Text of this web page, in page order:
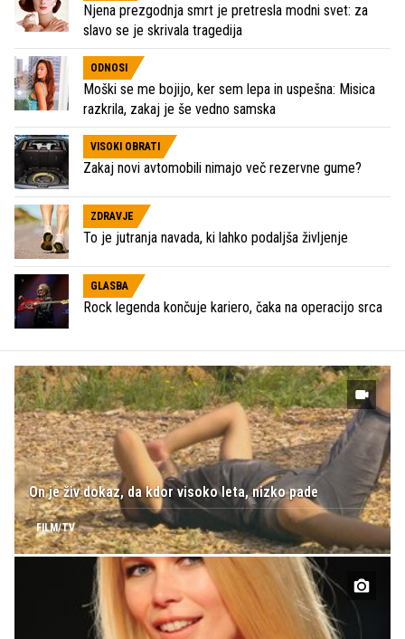
Njena prezgodnja smrt je pretresla modni svet: za
slavo se je skrivala tragedija
ODNOSI
Moški se me bojijo, ker sem lepa in uspešna: Misica
razkrila, zakaj je še vedno samska
VISOKI OBRATI
Zakaj novi avtomobili nimajo več rezervne gume?
ZDRAVJE
To je jutranja navada, ki lahko podaljša življenje
GLASBA
Rock legenda končuje kariero, čaka na operacijo srca
On je živ dokaz, da kdor visoko leta, nizko pade
FILM/TV